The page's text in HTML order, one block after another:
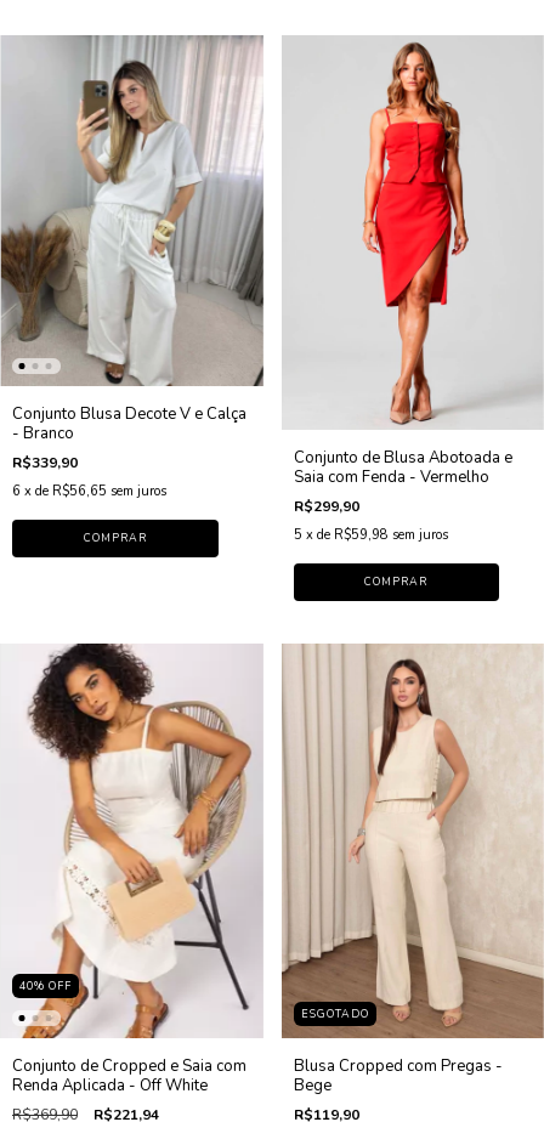
Conjunto Blusa Decote V e Calça
- Branco
R$339,90
6 x de R$56,65 sem juros
COMPRAR
Conjunto de Blusa Abotoada e
Saia com Fenda - Vermelho
R$299,90
5 x de R$59,98 sem juros
COMPRAR
40% OFF
Conjunto de Cropped e Saia com
Renda Aplicada - Off White
R$369,90 R$221,94
ESGOTADO
Blusa Cropped com Pregas -
Bege
R$119,90